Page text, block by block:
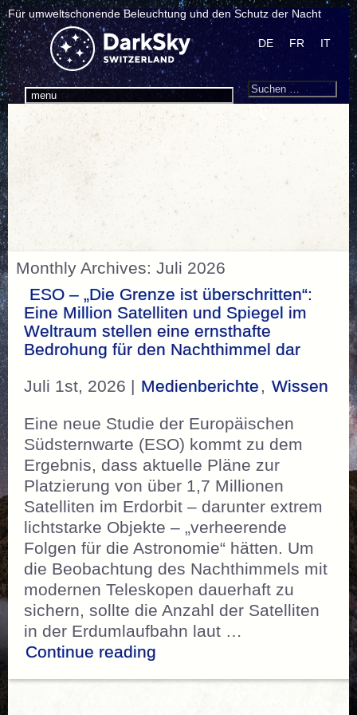
Für umweltschonende Beleuchtung und den Schutz der Nacht
menu
DE FR IT
Search
Suchen
Monthly Archives: Juli 2026
ESO – „Die Grenze ist überschritten“:
Eine Million Satelliten und Spiegel im
Weltraum stellen eine ernsthafte
Bedrohung für den Nachthimmel dar
Juli 1st, 2026 | Medienberichte , Wissen
Eine neue Studie der Europäischen
Südsternwarte (ESO) kommt zu dem
Ergebnis, dass aktuelle Pläne zur
Platzierung von über 1,7 Millionen
Satelliten im Erdorbit – darunter extrem
lichtstarke Objekte – „verheerende
Folgen für die Astronomie“ hätten. Um
die Beobachtung des Nachthimmels mit
modernen Teleskopen dauerhaft zu
sichern, sollte die Anzahl der Satelliten
in der Erdumlaufbahn laut …
Continue reading „ESO – „Die Grenze ist